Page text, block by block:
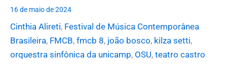
16 de maio de 2024
Cinthia Alireti, Festival de Música Contemporânea
Brasileira, FMCB, fmcb 8, joão bosco, kilza setti,
orquestra sinfônica da unicamp, OSU, teatro castro